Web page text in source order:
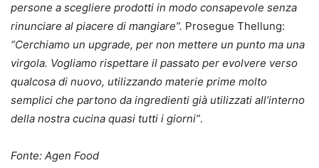
persone a scegliere prodotti in modo consapevole senza
rinunciare al piacere di mangiare”. Prosegue Thellung:
“Cerchiamo un upgrade, per non mettere un punto ma una
virgola. Vogliamo rispettare il passato per evolvere verso
qualcosa di nuovo, utilizzando materie prime molto
semplici che partono da ingredienti già utilizzati all’interno
della nostra cucina quasi tutti i giorni”.
Fonte: Agen Food